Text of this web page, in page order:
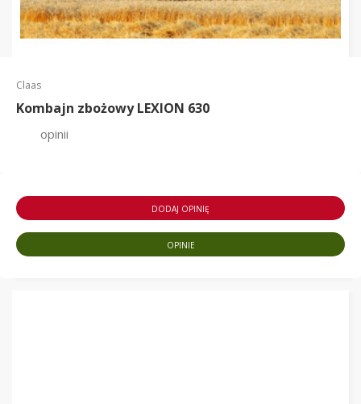
Claas
Kombajn zbożowy LEXION 630
opinii
DODAJ OPINIĘ
OPINIE